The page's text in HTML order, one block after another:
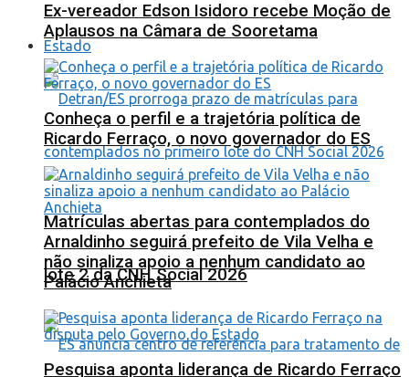
Estado
Matrículas abertas para contemplados do
lote 2 da CNH Social 2026
Ex-vereador Edson Isidoro recebe Moção de
Aplausos na Câmara de Sooretama
Conheça o perfil e a trajetória política de
Ricardo Ferraço, o novo governador do ES
Arnaldinho seguirá prefeito de Vila Velha e
não sinaliza apoio a nenhum candidato ao
Palácio Anchieta
Pesquisa aponta liderança de Ricardo Ferraço